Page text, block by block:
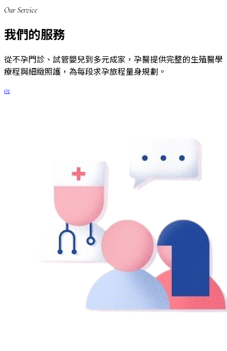
Our Service
我們的服務
從不孕門診、試管嬰兒到多元成家，孕醫提供完整的生殖醫學
療程與細緻照護，為每段求孕旅程量身規劃。
01